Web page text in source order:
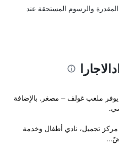
والرسوم المستحقة عند
يوفر ملعب غولف – مصغر. بالإضافة
والمصنف 5 نجوم مركز تجميل، نادي أطفال وخدمة